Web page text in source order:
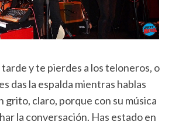
y te pierdes a los teloneros, o
das la espalda mientras hablas
grito, claro, porque con su música
la conversación. Has estado en